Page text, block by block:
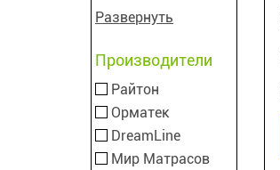
Развернуть
Производители
Райтон
Орматек
DreamLine
Мир Матрасов